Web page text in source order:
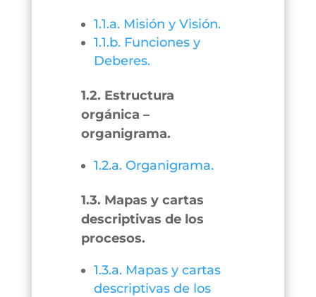
1.1.a. Misión y Visión.
1.1.b. Funciones y
Deberes.
1.2. Estructura
orgánica –
organigrama.
1.2.a. Organigrama.
1.3. Mapas y cartas
descriptivas de los
procesos.
1.3.a. Mapas y cartas
descriptivas de los